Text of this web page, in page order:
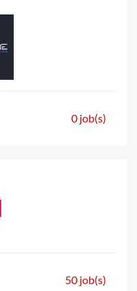
0 job(s)
50 job(s)